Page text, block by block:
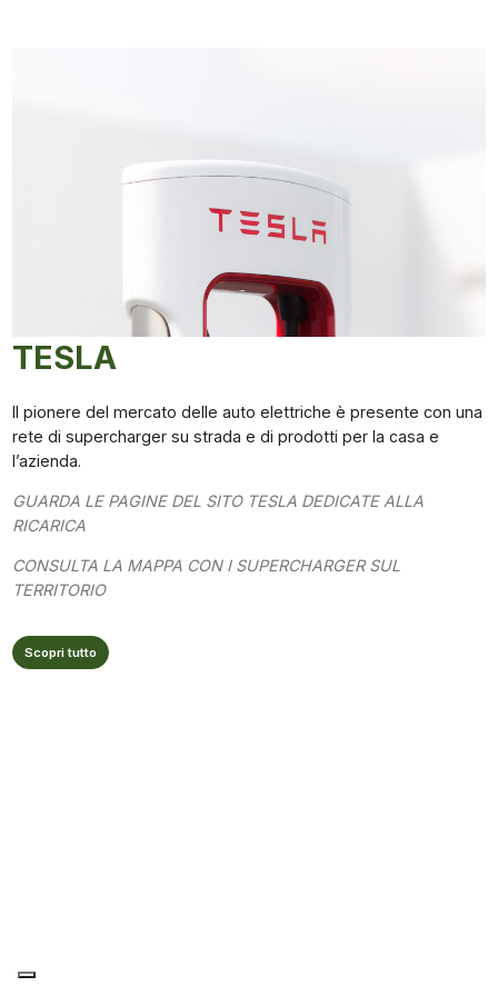
TESLA
Il pionere del mercato delle auto elettriche è presente con una
rete di supercharger su strada e di prodotti per la casa e
l’azienda.
GUARDA LE PAGINE DEL SITO TESLA DEDICATE ALLA
RICARICA
CONSULTA LA MAPPA CON I SUPERCHARGER SUL
TERRITORIO
Scopri tutto